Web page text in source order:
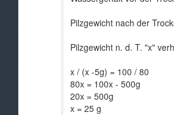
Pilzgewicht nach der
Pilzgewicht n. d. T. "x"
x / (x -5g) = 100 / 80
80x = 100x - 500g
20x = 500g
x = 25 g